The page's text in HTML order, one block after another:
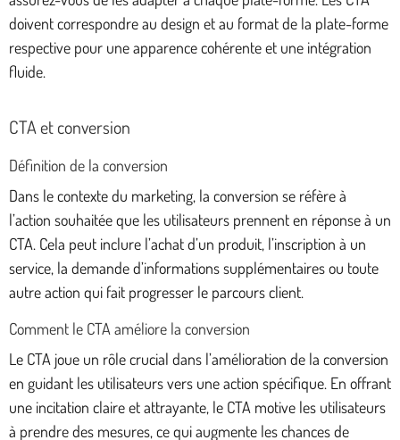
doivent correspondre au design et au format de la plate-forme
respective pour une apparence cohérente et une intégration
fluide.
CTA et conversion
Définition de la conversion
Dans le contexte du marketing, la conversion se réfère à
l’action souhaitée que les utilisateurs prennent en réponse à un
CTA. Cela peut inclure l’achat d’un produit, l’inscription à un
service, la demande d’informations supplémentaires ou toute
autre action qui fait progresser le parcours client.
Comment le CTA améliore la conversion
Le CTA joue un rôle crucial dans l’amélioration de la conversion
en guidant les utilisateurs vers une action spécifique. En offrant
une incitation claire et attrayante, le CTA motive les utilisateurs
à prendre des mesures, ce qui augmente les chances de